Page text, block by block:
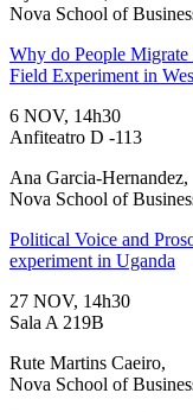
Nova School of
Why do People
Field Experiment in
6 NOV, 14h30
Anfiteatro D -113
Ana Garcia-Hernandez,
Nova School of
Political Voice and
experiment in Uganda
27 NOV, 14h30
Sala A 219B
Rute Martins Caeiro,
Nova School of